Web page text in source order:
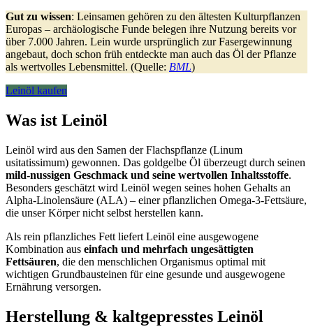
Gut zu wissen: Leinsamen gehören zu den ältesten Kulturpflanzen
Europas – archäologische Funde belegen ihre Nutzung bereits vor
über 7.000 Jahren. Lein wurde ursprünglich zur Fasergewinnung
angebaut, doch schon früh entdeckte man auch das Öl der Pflanze
als wertvolles Lebensmittel. (Quelle: BML)
Leinöl kaufen
Was ist Leinöl
Leinöl wird aus den Samen der Flachspflanze (Linum
usitatissimum) gewonnen. Das goldgelbe Öl überzeugt durch seinen
mild-nussigen Geschmack und seine wertvollen Inhaltsstoffe.
Besonders geschätzt wird Leinöl wegen seines hohen Gehalts an
Alpha-Linolensäure (ALA) – einer pflanzlichen Omega-3-Fettsäure,
die unser Körper nicht selbst herstellen kann.
Als rein pflanzliches Fett liefert Leinöl eine ausgewogene
Kombination aus einfach und mehrfach ungesättigten
Fettsäuren, die den menschlichen Organismus optimal mit
wichtigen Grundbausteinen für eine gesunde und ausgewogene
Ernährung versorgen.
Herstellung & kaltgepresstes Leinöl